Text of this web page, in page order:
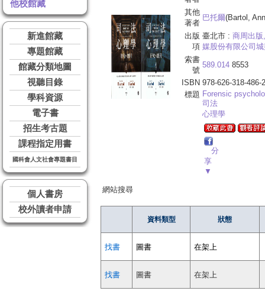
他校館藏
新進館藏
專題館藏
館藏分類地圖
視聽目錄
學科資源
電子書
招生考古題
課程指定用書
國科會人文社會專題書目
個人書房
校外讀者申請
其他
著者
巴托爾(Bartol,
出版
項
臺北市 : 商周出
媒股份有限公司
索書
號
589.014 8553
ISBN 978-626-318-486-2
標題 Forensic
司法
心理學
分
享
▼
網站搜尋
資料類型 狀態
找書 圖書 在架上
找書 圖書 在架上